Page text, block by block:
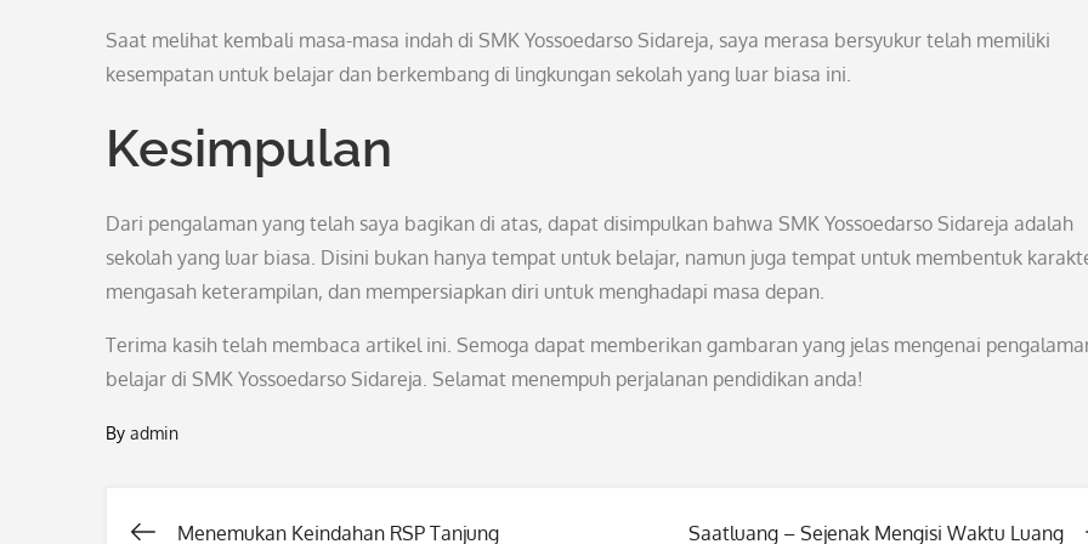
Saat melihat kembali masa-masa indah di SMK Yossoedarso Sidareja, saya merasa bersyukur telah memiliki
kesempatan untuk belajar dan berkembang di lingkungan sekolah yang luar biasa ini.
Kesimpulan
Dari pengalaman yang telah saya bagikan di atas, dapat disimpulkan bahwa SMK Yossoedarso Sidareja adalah
sekolah yang luar biasa. Disini bukan hanya tempat untuk belajar, namun juga tempat untuk membentuk
mengasah keterampilan, dan mempersiapkan diri untuk menghadapi masa depan.
Terima kasih telah membaca artikel ini. Semoga dapat memberikan gambaran yang jelas mengenai
belajar di SMK Yossoedarso Sidareja. Selamat menempuh perjalanan pendidikan anda!
By admin
Menemukan Keindahan RSP Tanjung Saatluang – Sejenak Mengisi Waktu Luang